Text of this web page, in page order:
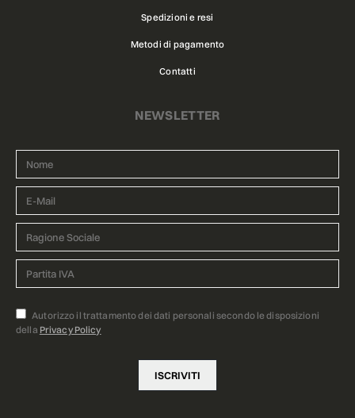
Spedizioni e resi
Metodi di pagamento
Contatti
NEWSLETTER
Autorizzo il trattamento dei dati personali secondo le disposizioni
della Privacy Policy